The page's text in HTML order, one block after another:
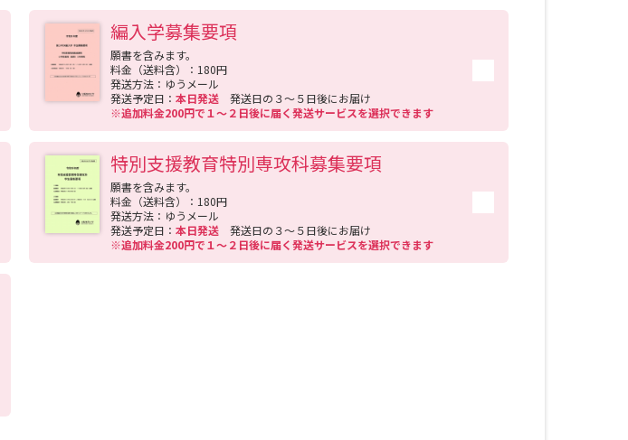
編入学募集要項
願書を含みます。
料金（送料含）：180円
発送方法：ゆうメール
発送予定日： 本日発送 発送日の３～５日後にお届け
※追加料金200円で１～２日後に届く発送サービスを選択できます
特別支援教育特別専攻科募集要項
願書を含みます。
料金（送料含）：180円
発送方法：ゆうメール
発送予定日： 本日発送 発送日の３～５日後にお届け
※追加料金200円で１～２日後に届く発送サービスを選択できます